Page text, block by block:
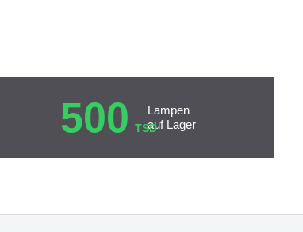
500 TSD
Lampen
auf Lager